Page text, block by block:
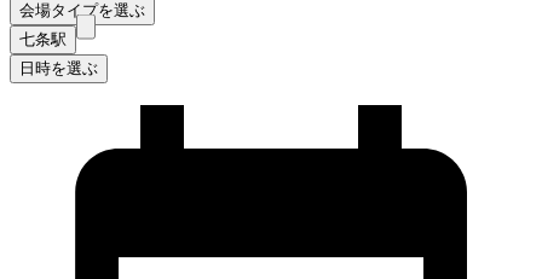
会場タイプを選ぶ
七条駅
日時を選ぶ